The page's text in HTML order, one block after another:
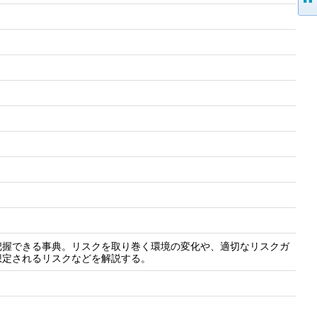
できる事典。リスクを取り巻く環境の変化や、適切なリスクガ
されるリスクなどを解説する。